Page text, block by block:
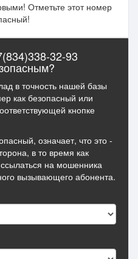
Отметьте этот номер
32-93
в точность нашей базы
как безопасный или
кнопке
означает, что это -
в то время как
на мошенника
вызывающего абонента.